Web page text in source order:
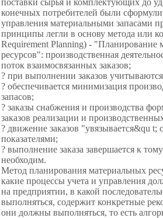
поставки сырья и комплектующих до
конечных потребителей были
управления материальными запасами
принципы легли в основу метода или
Requirement Planning) - "Планирование
ресурсов": производственная
поток взаимосвязанных заказов;
? при выполнении заказов
? обеспечивается минимизация
запасов;
? заказы снабжения и производства
заказов реализации и
? движение заказов "увязывается&qu t;
показателями;
? выполнение заказа завершается к
необходим.
Метод планирования материальных
какие процессы учета и управления
на предприятии, в какой
выполняться, содержит конкретные
они должны выполняться, то есть